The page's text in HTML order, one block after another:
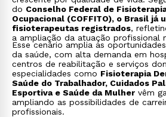
Fisioterapia Esportiva e
terapêuticas no Complexo
incluindo prática em piscina
Estágio Supervisionado:
Clínica-Escola, UTIs, Unidades
instituições conveniadas.
do Conselho Federal de
Ocupacional (COFFITO), o Brasil já
fisioterapeutas registrados,
a ampliação da atuação profissional
Esse cenário amplia as
da saúde, com alta demanda em
centros de reabilitação e serviços
especialidades como Fisioterapia
Saúde do Trabalhador, Cuidados
Esportiva e Saúde da Mulher vêm
ampliando as possibilidades de
profissionais.